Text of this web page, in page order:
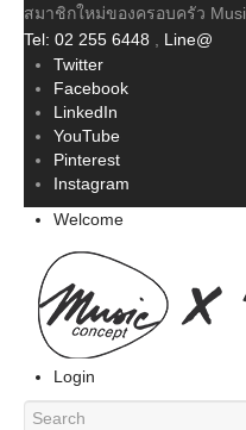
สมาชิกใหม่ของครอบครัว
Tel: 02 255 6448
Line@
Twitter
Facebook
LinkedIn
YouTube
Pinterest
Instagram
Welcome
Login